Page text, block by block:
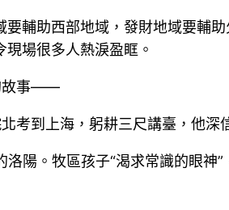
輔助西部地域，發財地域要輔
場很多人熱淚盈眶。
故事——
考到上海，躬耕三尺講臺，他深
陽。牧區孩子“渴求常識的眼